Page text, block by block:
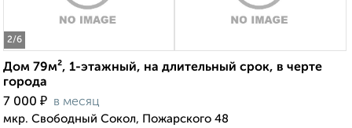
2/6
Дом 79м², 1-этажный, на длительный срок, в черте
города
7 000 ₽ в месяц
мкр. Свободный Сокол, Пожарского 48